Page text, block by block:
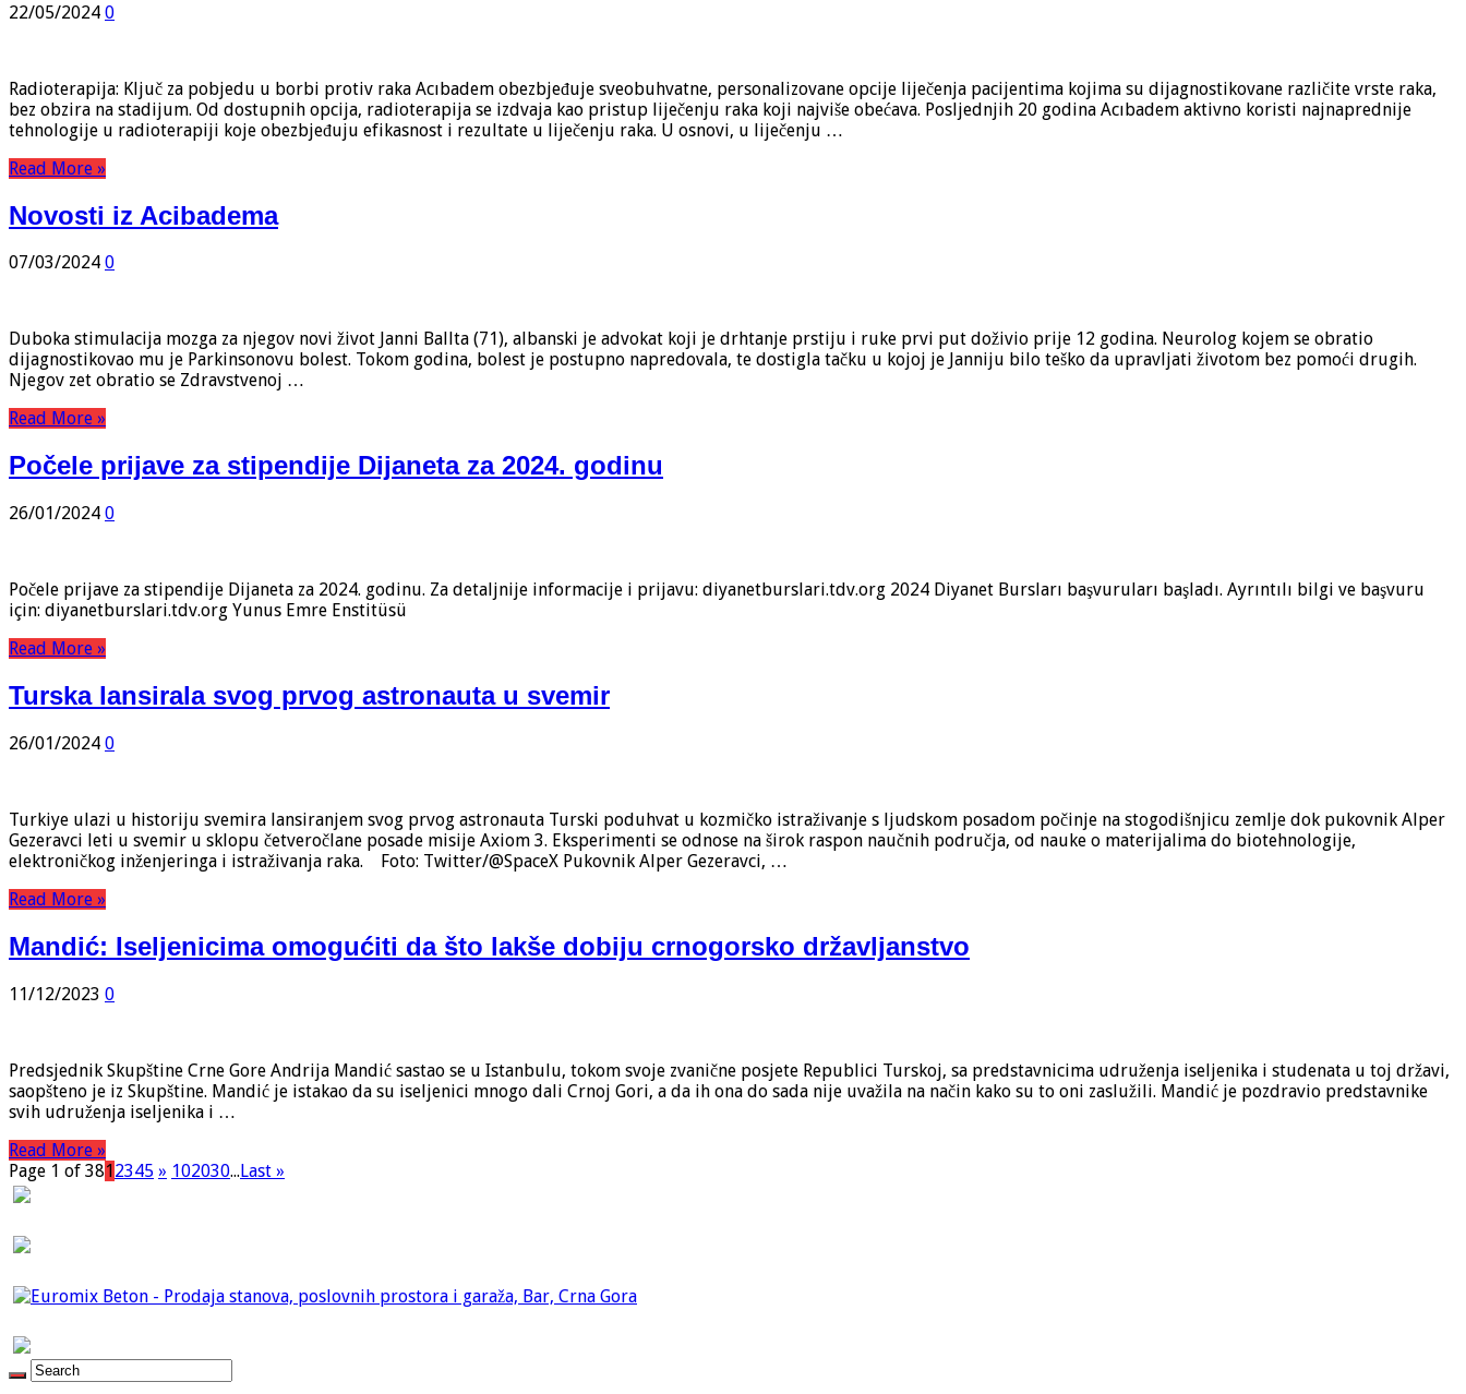
22/05/2024 0
Radioterapija: Ključ za pobjedu u borbi protiv raka Acıbadem obezbjeđuje sveobuhvatne, personalizovane opcije liječenja pacijentima kojima su dijagnostikovane različite vrste raka,
bez obzira na stadijum. Od dostupnih opcija, radioterapija se izdvaja kao pristup liječenju raka koji najviše obećava. Posljednjih 20 godina Acıbadem aktivno koristi najnaprednije
tehnologije u radioterapiji koje obezbjeđuju efikasnost i rezultate u liječenju raka. U osnovi, u liječenju …
Read More »
Novosti iz Acibadema
07/03/2024 0
Duboka stimulacija mozga za njegov novi život Janni Ballta (71), albanski je advokat koji je drhtanje prstiju i ruke prvi put doživio prije 12 godina. Neurolog kojem se obratio
dijagnostikovao mu je Parkinsonovu bolest. Tokom godina, bolest je postupno napredovala, te dostigla tačku u kojoj je Janniju bilo teško da upravljati životom bez pomoći drugih.
Njegov zet obratio se Zdravstvenoj …
Read More »
Počele prijave za stipendije Dijaneta za 2024. godinu
26/01/2024 0
Počele prijave za stipendije Dijaneta za 2024. godinu. Za detaljnije informacije i prijavu: diyanetburslari.tdv.org 2024 Diyanet Bursları başvuruları başladı. Ayrıntılı bilgi ve başvuru
için: diyanetburslari.tdv.org Yunus Emre Enstitüsü
Read More »
Turska lansirala svog prvog astronauta u svemir
26/01/2024 0
Turkiye ulazi u historiju svemira lansiranjem svog prvog astronauta Turski poduhvat u kozmičko istraživanje s ljudskom posadom počinje na stogodišnjicu zemlje dok pukovnik Alper
Gezeravci leti u svemir u sklopu četveročlane posade misije Axiom 3. Eksperimenti se odnose na širok raspon naučnih područja, od nauke o materijalima do biotehnologije,
elektroničkog inženjeringa i istraživanja raka. Foto: Twitter/@SpaceX Pukovnik Alper Gezeravci, …
Read More »
Mandić: Iseljenicima omogućiti da što lakše dobiju crnogorsko državljanstvo
11/12/2023 0
Predsjednik Skupštine Crne Gore Andrija Mandić sastao se u Istanbulu, tokom svoje zvanične posjete Republici Turskoj, sa predstavnicima udruženja iseljenika i studenata u toj državi,
saopšteno je iz Skupštine. Mandić je istakao da su iseljenici mnogo dali Crnoj Gori, a da ih ona do sada nije uvažila na način kako su to oni zaslužili. Mandić je pozdravio predstavnike
svih udruženja iseljenika i …
Read More »
Page 1 of 3812345 » 102030...Last »